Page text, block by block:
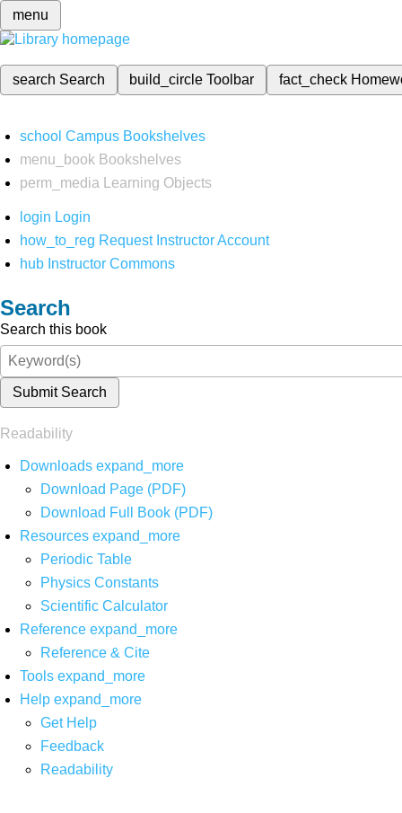
menu
search Search build_circleToolbar fact_check
school Campus Bookshelves
menu_book Bookshelves
perm_media
Learning Objects
login Login
how_to_reg Request Instructor Account
hub Instructor Commons
Search
Search this book
Submit Search
Readability
Downloads expand_more
Download Page (PDF)
Download Full Book (PDF)
Resources expand_more
Periodic Table
Physics Constants
Scientific Calculator
Reference expand_more
Reference & Cite
Tools expand_more
Help expand_more
Get Help
Feedback
Readability